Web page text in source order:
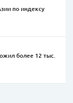
по индексу
более 12 тыс.